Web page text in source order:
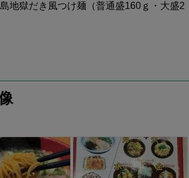
地獄だき風つけ麺（普通盛160ｇ・大盛2